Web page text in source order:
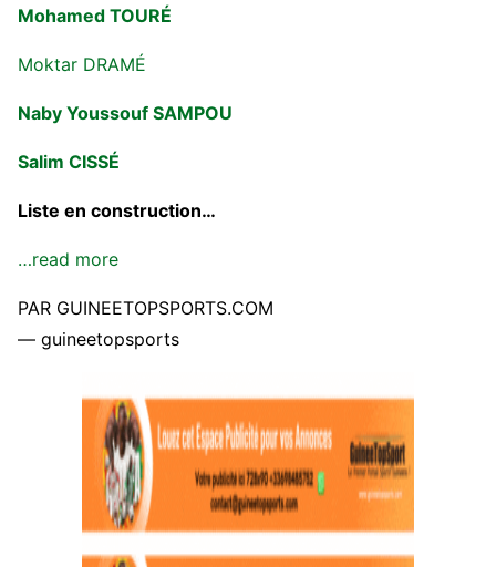
Mohamed TOURÉ
Moktar DRAMÉ
Naby Youssouf SAMPOU
Salim CISSÉ
Liste en construction…
…read more
PAR GUINEETOPSPORTS.COM
— guineetopsports